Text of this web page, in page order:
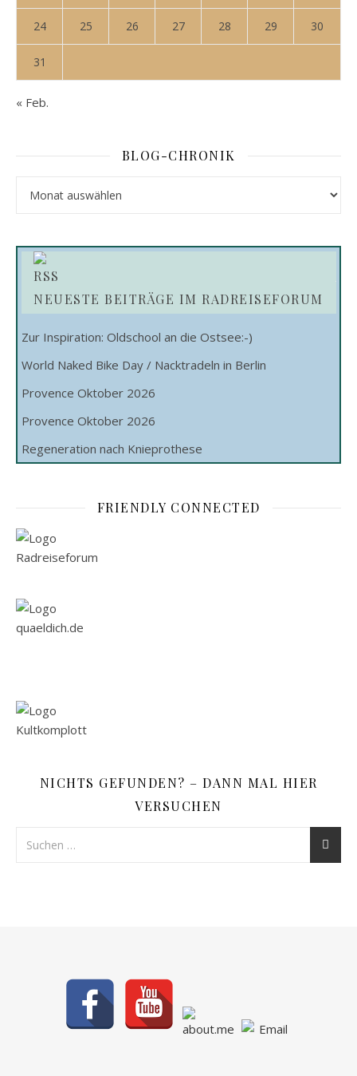
24 25 26 27 28 29 30
31
« Feb.
BLOG-CHRONIK
NEUESTE BEITRÄGE IM RADREISEFORUM
Zur Inspiration: Oldschool an die Ostsee:-)
World Naked Bike Day / Nacktradeln in Berlin
Provence Oktober 2026
Provence Oktober 2026
Regeneration nach Knieprothese
FRIENDLY CONNECTED
NICHTS GEFUNDEN? – DANN MAL HIER
VERSUCHEN